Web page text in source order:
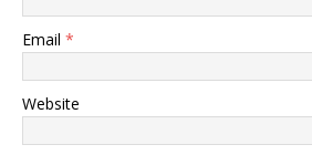
Email *
Website